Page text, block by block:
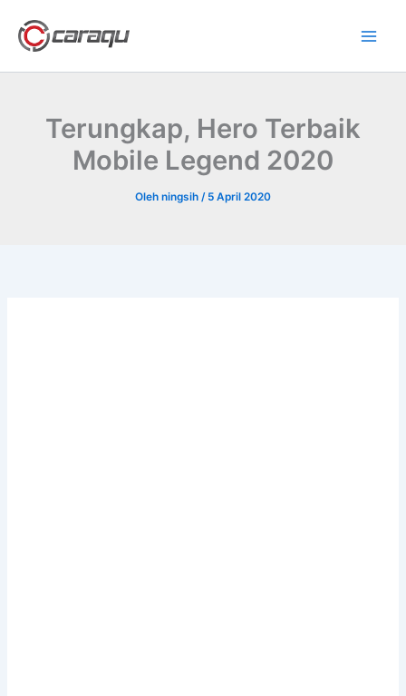
konten
Terungkap, Hero Terbaik
Mobile Legend 2020
Oleh ningsih / 5 April 2020